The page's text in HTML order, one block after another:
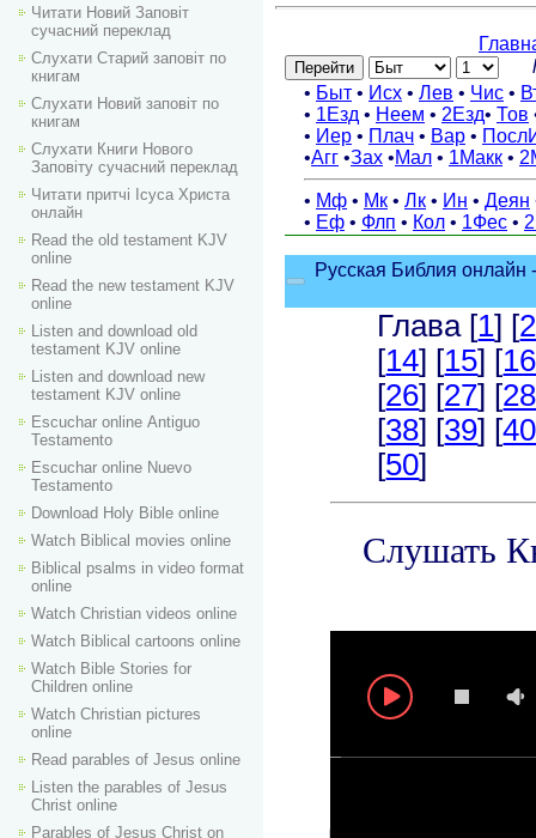
Читати Новий Заповіт
сучасний переклад
Слухати Старий заповіт по
книгам
Слухати Новий заповіт по
книгам
Слухати Книги Нового
Заповіту сучасний переклад
Читати притчі Ісуса Христа
онлайн
Read the old testament KJV
online
Read the new testament KJV
online
Listen and download old
testament KJV online
Listen and download new
testament KJV online
Escuchar online Аntiguo
Testamento
Escuchar online Nuevo
Testamento
Download Holy Bible online
Watch Biblical movies online
Biblical psalms in video format
online
Watch Christian videos online
Watch Biblical cartoons online
Watch Bible Stories for
Children online
Watch Christian pictures
online
Read parables of Jesus online
Listen the parables of Jesus
Christ online
Parables of Jesus Christ on